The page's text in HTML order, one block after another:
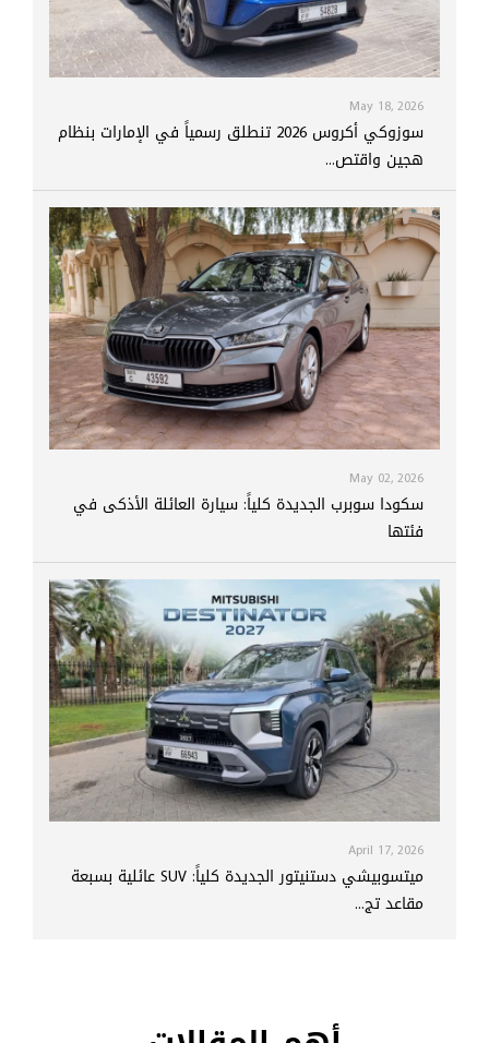
May 18, 2026
سوزوكي أكروس 2026 تنطلق رسمياً في الإمارات بنظام
هجين واقتص...
May 02, 2026
سكودا سوبرب الجديدة كلياً: سيارة العائلة الأذكى في
فئتها
April 17, 2026
ميتسوبيشي دستنيتور الجديدة كلياً: SUV عائلية بسبعة
مقاعد تج...